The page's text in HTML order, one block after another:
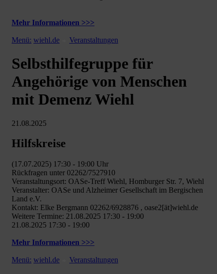
Mehr Informationen >>>
Menü: wiehl.de Veranstaltungen
Selbsthilfegruppe für
Angehörige von Menschen
mit Demenz Wiehl
21.08.2025
Hilfskreise
(17.07.2025) 17:30 - 19:00 Uhr
Rückfragen unter 02262/7527910
Veranstaltungsort: OASe-Treff Wiehl, Homburger Str. 7, Wiehl
Veranstalter: OASe und Alzheimer Gesellschaft im Bergischen
Land e.V.
Kontakt: Elke Bergmann 02262/6928876 , oase2[ät]wiehl.de
Weitere Termine: 21.08.2025 17:30 - 19:00
21.08.2025 17:30 - 19:00
Mehr Informationen >>>
Menü: wiehl.de Veranstaltungen